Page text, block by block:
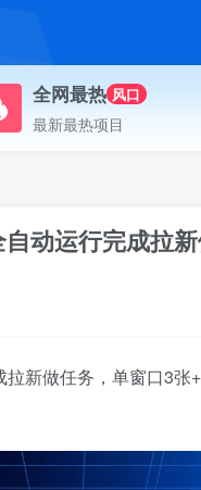
全网最热 风口
最新最热项目
动运行完成拉
新做任务，单窗口3张+